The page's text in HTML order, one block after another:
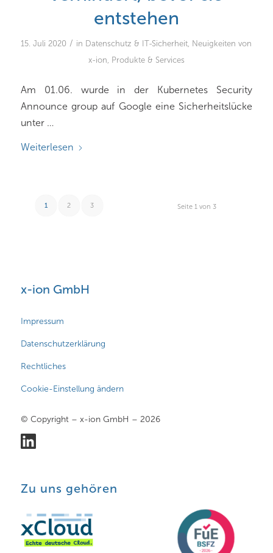
entstehen
15. Juli 2020 / in Datenschutz & IT-Sicherheit, Neuigkeiten von
x-ion, Produkte & Services
Am 01.06. wurde in der Kubernetes Security
Announce group auf Google eine Sicherheitslücke
unter …
Weiterlesen
Seite 1 von 3
1 2 3
x-ion GmbH
Impressum
Datenschutzerklärung
Rechtliches
Cookie-Einstellung ändern
© Copyright – x-ion GmbH – 2026
Zu uns gehören